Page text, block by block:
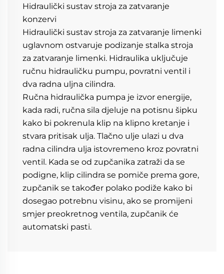
Hidraulički sustav stroja za zatvaranje
konzervi
Hidraulički sustav stroja za zatvaranje limenki
uglavnom ostvaruje podizanje stalka stroja
za zatvaranje limenki. Hidraulika uključuje
ručnu hidrauličku pumpu, povratni ventil i
dva radna uljna cilindra.
Ručna hidraulička pumpa je izvor energije,
kada radi, ručna sila djeluje na potisnu šipku
kako bi pokrenula klip na klipno kretanje i
stvara pritisak ulja. Tlačno ulje ulazi u dva
radna cilindra ulja istovremeno kroz povratni
ventil. Kada se od zupčanika zatraži da se
podigne, klip cilindra se pomiče prema gore,
zupčanik se također polako podiže kako bi
dosegao potrebnu visinu, ako se promijeni
smjer preokretnog ventila, zupčanik će
automatski pasti.